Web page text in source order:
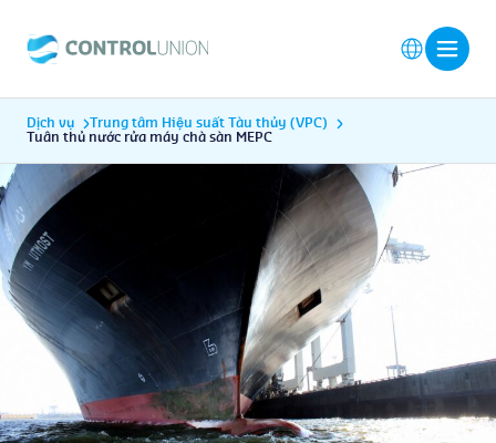
Dịch vụ
Trung tâm Hiệu suất Tàu thủy (VPC)
Tuân thủ nước rửa máy chà sàn MEPC